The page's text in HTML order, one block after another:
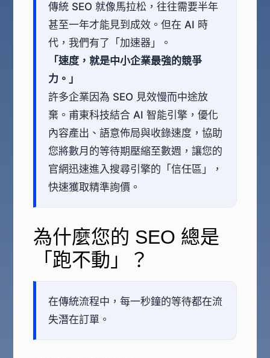
傳統 SEO 就像馬拉松，往往需要半年
甚至一年才能見到成效。但在 AI 時
代，我們有了「加速器」。
「速度，就是中小企業最強的競爭
力。」
許多企業因為 SEO 見效慢而中途放
棄。甫東科技結合 AI 智能引擎，優化
內容產出、語意佈局與收錄速度，協助
您將數月的等待期壓縮至數週，讓您的
官網迅速進入搜尋引擎的「信任區」，
快速獲取精準詢價。
為什麼您的 SEO 總是
「跑不動」？
在傳統流程中，每一秒鐘的等待都在流
失潛在訂單。